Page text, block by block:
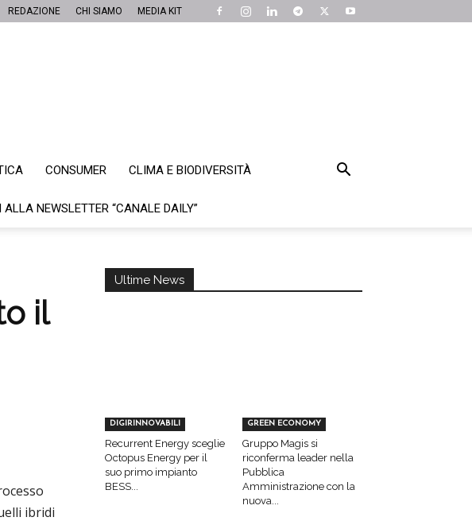
REDAZIONE CHI SIAMO MEDIA KIT
CONSUMER CLIMA E BIODIVERSITÀ
ALLA NEWSLETTER “CANALE DAILY”
il
ibridi
Ultime News
DIGIRINNOVABILI
Recurrent Energy sceglie
Octopus Energy per il
suo primo impianto
BESS...
GREEN ECONOMY
Gruppo Magis si
riconferma leader nella
Pubblica
Amministrazione con la
nuova...